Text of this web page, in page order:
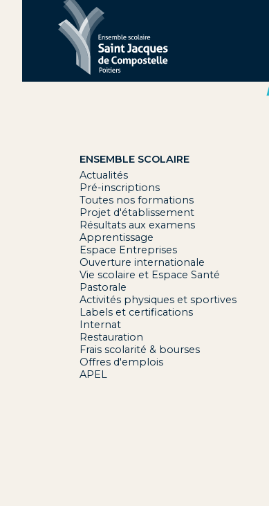
ENSEMBLE SCOLAIRE
Actualités
Pré-inscriptions
Toutes nos formations
Projet d'établissement
Résultats aux examens
Apprentissage
Espace Entreprises
Ouverture internationale
Vie scolaire et Espace Santé
Pastorale
Activités physiques et sportives
Labels et certifications
Internat
Restauration
Frais scolarité & bourses
Offres d'emplois
APEL